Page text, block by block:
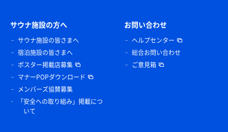
サウナ施設の方へ
サウナ施設の皆さまへ
宿泊施設の皆さまへ
ポスター掲載店募集
マナーPOPダウンロード
メンバーズ協賛募集
「安全への取り組み」掲載につ
いて
お問い合わせ
ヘルプセンター
総合お問い合わせ
ご意見箱